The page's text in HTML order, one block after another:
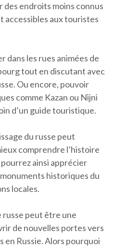
des endroits moins connus
accessibles aux touristes
dans les rues animées de
tout en discutant avec
Ou encore, pouvoir
comme Kazan ou Nijni
d’un guide touristique.
du russe peut
comprendre l’histoire
ainsi apprécier
historiques du
locales.
russe peut être une
de nouvelles portes vers
en Russie. Alors pourquoi